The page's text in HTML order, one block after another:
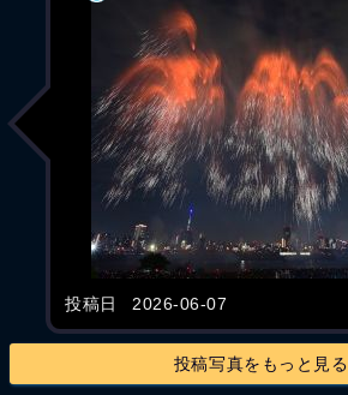
投稿日 2026-06-07
投稿写真をもっと見る